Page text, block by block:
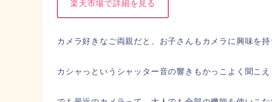
楽天市場で詳細を見る
カメラ好きなご両親だと、お子さんもカメラに興味を持
カシャっというシャッター音の響きもかっこよく聞こえ